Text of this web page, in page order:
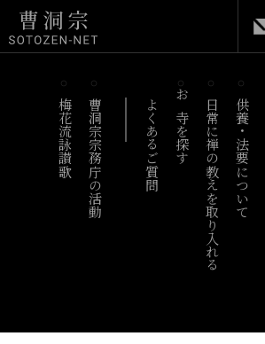
梅花流詠讃歌 曹洞宗宗務庁の活動 よくあるご質問 お寺を探す 日常に禅の教えを取り入れる供養・法要について